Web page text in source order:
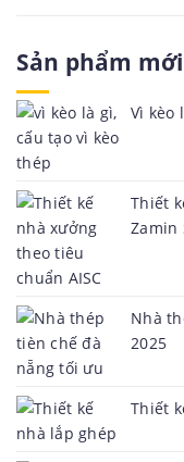
Sản phẩm mới
Vì kèo
Thiết
Zamin
Nhà
2025
Thiết